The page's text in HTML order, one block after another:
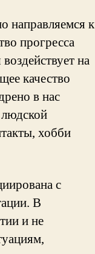
направляемся к
прогресса
на
качество
в нас
хобби
с
В
и не